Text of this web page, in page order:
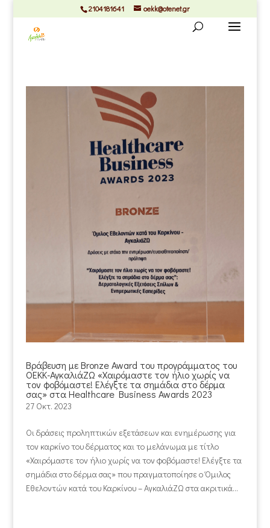
2104181641 oekk@otenet.gr
Βράβευση με Bronze Award του προγράμματος του
ΟΕΚΚ-ΑγκαλιάΖΩ «Χαιρόμαστε τον ήλιο χωρίς να
τον φοβόμαστε! Ελέγξτε τα σημάδια στο δέρμα
σας» στα Healthcare Business Awards 2023
27 Οκτ. 2023
Οι δράσεις προληπτικών εξετάσεων και ενημέρωσης για
τον καρκίνο του δέρματος και το μελάνωμα με τίτλο
«Χαιρόμαστε τον ήλιο χωρίς να τον φοβόμαστε! Ελέγξτε τα
σημάδια στο δέρμα σας» που πραγματοποίησε ο Όμιλος
Εθελοντών κατά του Καρκίνου – ΑγκαλιάΖΩ στα ακριτικά...